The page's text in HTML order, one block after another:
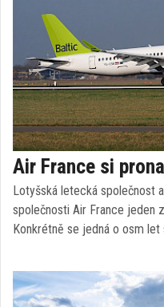
Air France si
Lotyšská letecká společnost
společnosti Air France jeden
Konkrétně se jedná o osm